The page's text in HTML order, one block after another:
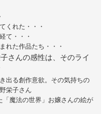
くれた・・・
て・・・
れた作品たち・・・
さんの感性は、そのライ
出る創作意欲。その気持ちの
栄子さん
魔法の世界」お嬢さんの絵が